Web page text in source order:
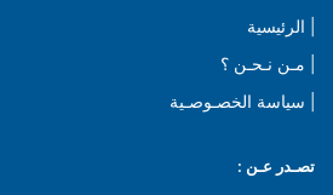
| الرئيسية
| مـن نـحـن ؟
| سياسة الخصـوصـية
تصـدر عـن :